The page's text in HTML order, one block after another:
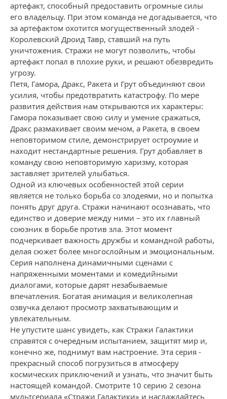
артефакт, способный предоставить огромные силы
его владельцу. При этом команда не догадывается, что
за артефактом охотится могущественный злодей -
Королевский Дроид Тавр, ставший на путь
уничтожения. Стражи не могут позволить, чтобы
артефакт попал в плохие руки, и решают обезвредить
угрозу.
Петя, Гамора, Дракс, Ракета и Грут объединяют свои
усилия, чтобы предотвратить катастрофу. По мере
развития действия нам открываются их характеры:
Гамора показывает свою силу и умение сражаться,
Дракс размахивает своим мечом, а Ракета, в своем
неповторимом стиле, демонстрирует остроумие и
находит нестандартные решения. Грут добавляет в
команду свою неповторимую харизму, которая
заставляет зрителей улыбаться.
Одной из ключевых особенностей этой серии
является не только борьба со злодеями, но и попытка
понять друг друга. Стражи начинают осознавать, что
единство и доверие между ними – это их главный
союзник в борьбе против зла. Этот момент
подчеркивает важность дружбы и командной работы,
делая сюжет более многослойным и эмоциональным.
Серия наполнена динамичными сценами с
напряженными моментами и комедийными
диалогами, которые дарят незабываемые
впечатления. Богатая анимация и великолепная
озвучка делают просмотр захватывающим и
увлекательным.
Не упустите шанс увидеть, как Стражи Галактики
справятся с очередным испытанием, защитят мир и,
конечно же, поднимут вам настроение. Эта серия -
прекрасный способ погрузиться в атмосферу
космических приключений и узнать, что значит быть
настоящей командой. Смотрите 10 серию 2 сезона
мультсериала «Стражи Галактики» и наслаждайтесь